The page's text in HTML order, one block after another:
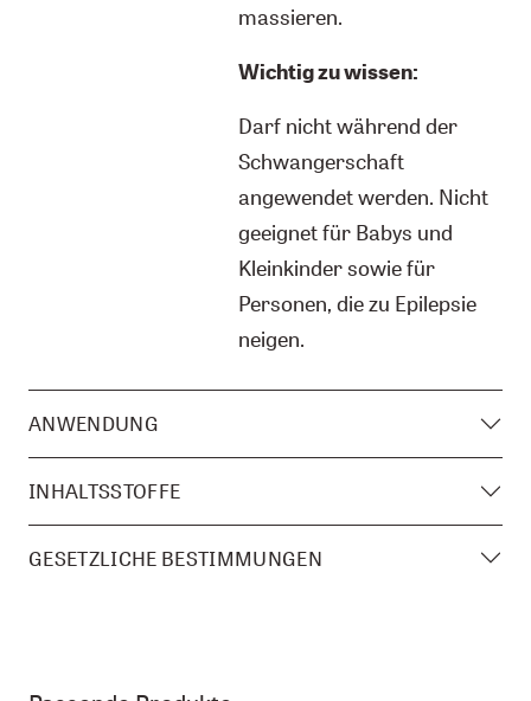
massieren.
Wichtig zu wissen:
Darf nicht während der
Schwangerschaft
angewendet werden. Nicht
geeignet für Babys und
Kleinkinder sowie für
Personen, die zu Epilepsie
neigen.
ANWENDUNG
INHALTSSTOFFE
GESETZLICHE BESTIMMUNGEN